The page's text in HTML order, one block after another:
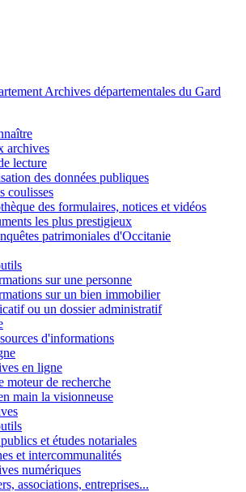
Archives départementales du Gard
archives
lecture
des données publiques
coulisses
des formulaires, notices et vidéos
les plus prestigieux
patrimoniales d'Occitanie
sur une personne
sur un bien immobilier
ou un dossier administratif
d'informations
en ligne
moteur de recherche
main la visionneuse
et études notariales
et intercommunalités
numériques
associations, entreprises...